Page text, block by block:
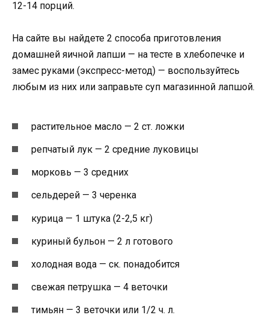
12-14 порций.
На сайте вы найдете 2 способа приготовления
домашней яичной лапши — на тесте в хлебопечке и
замес руками (экспресс-метод) — воспользуйтесь
любым из них или заправьте суп магазинной лапшой.
растительное масло — 2 ст. ложки
репчатый лук — 2 средние луковицы
морковь — 3 средних
сельдерей — 3 черенка
курица — 1 штука (2-2,5 кг)
куриный бульон — 2 л готового
холодная вода — ск. понадобится
свежая петрушка — 4 веточки
тимьян — 3 веточки или 1/2 ч. л.